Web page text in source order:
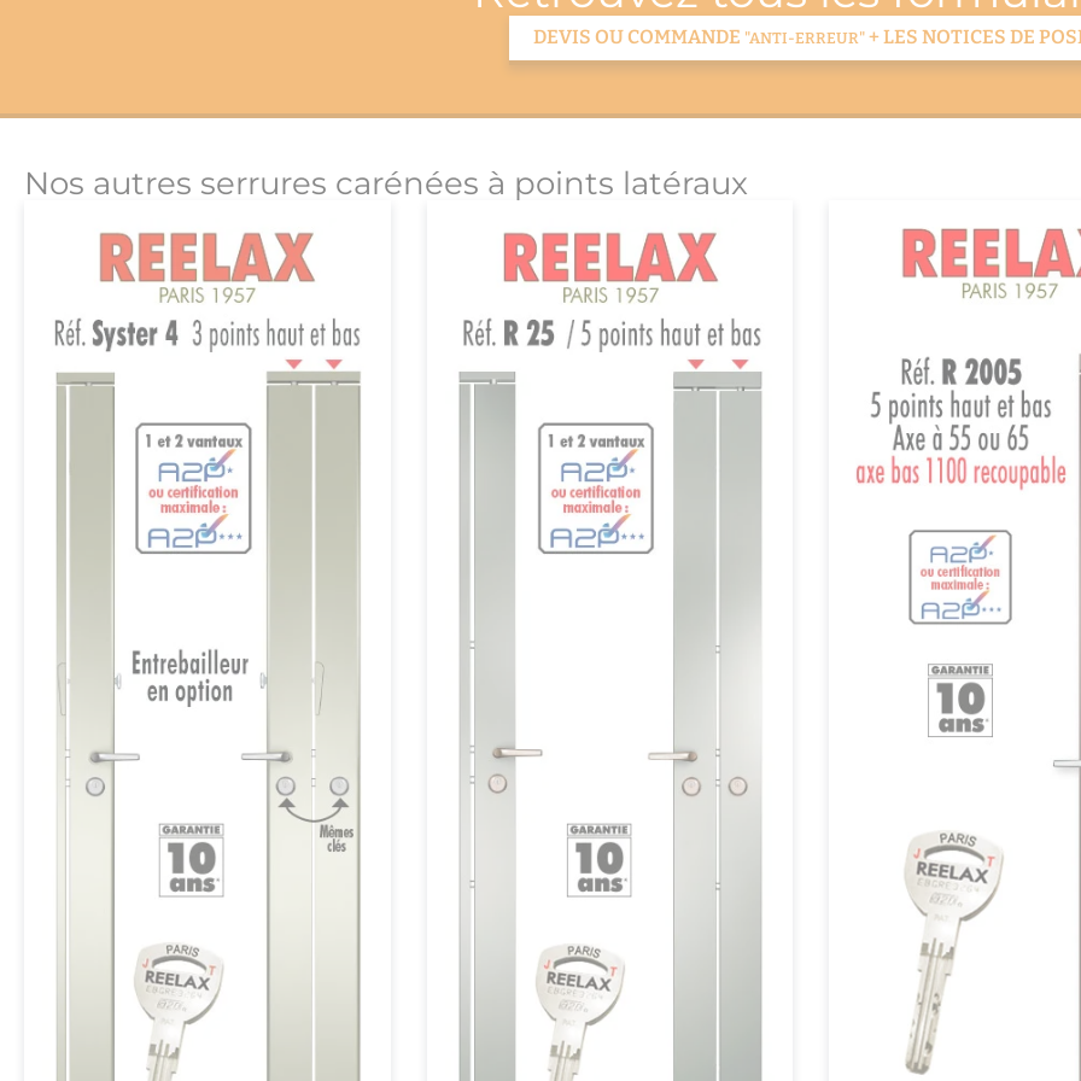
DEVIS OU COMMANDE "ANTI-ERREUR"+ LES NOTICES DE
Nos autres serrures carénées à points latéraux